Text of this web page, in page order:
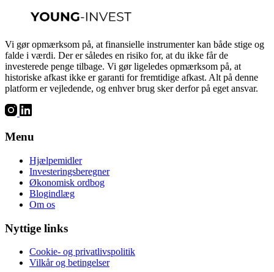
Vi gør opmærksom på, at finansielle instrumenter kan både stige og
falde i værdi. Der er således en risiko for, at du ikke får de
investerede penge tilbage. Vi gør ligeledes opmærksom på, at
historiske afkast ikke er garanti for fremtidige afkast. Alt på denne
platform er vejledende, og enhver brug sker derfor på eget ansvar.
Menu
Hjælpemidler
Investeringsberegner
Økonomisk ordbog
Blogindlæg
Om os
Nyttige links
Cookie- og privatlivspolitik
Vilkår og betingelser